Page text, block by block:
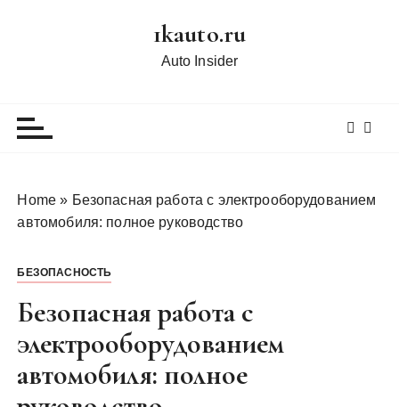
1kauto.ru
Auto Insider
Home » Безопасная работа с электрооборудованием
автомобиля: полное руководство
БЕЗОПАСНОСТЬ
Безопасная работа с
электрооборудованием
автомобиля: полное